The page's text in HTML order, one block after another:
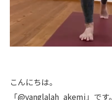
こんにちは。
「@yanglalah_akemi」です。